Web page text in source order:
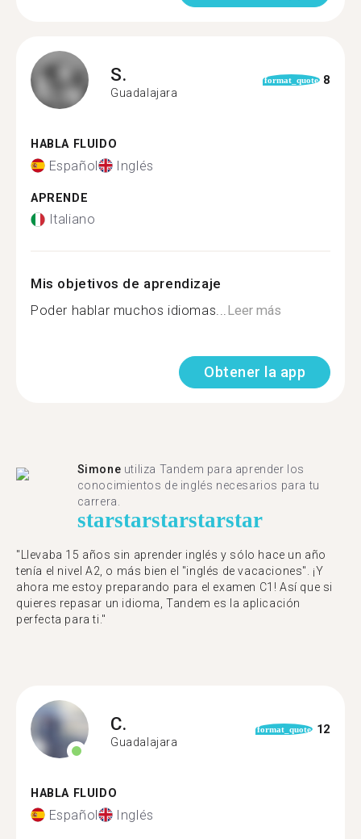
S.
Guadalajara
format_quote 8
HABLA FLUIDO
Español Inglés
APRENDE
Italiano
Mis objetivos de aprendizaje
Poder hablar muchos idiomas...Leer más
Obtener la app
Simone utiliza Tandem para aprender los
conocimientos de inglés necesarios para tu
carrera.
starstarstarstarstar
"Llevaba 15 años sin aprender inglés y sólo hace un año
tenía el nivel A2, o más bien el "inglés de vacaciones". ¡Y
ahora me estoy preparando para el examen C1! Así que si
quieres repasar un idioma, Tandem es la aplicación
perfecta para ti."
C.
Guadalajara
format_quote 12
HABLA FLUIDO
Español Inglés